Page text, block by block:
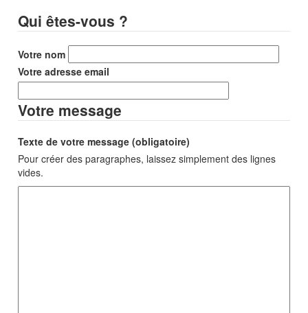
Qui êtes-vous ?
Votre nom
Votre adresse email
Votre message
Texte de votre message (obligatoire)
Pour créer des paragraphes, laissez simplement des lignes
vides.